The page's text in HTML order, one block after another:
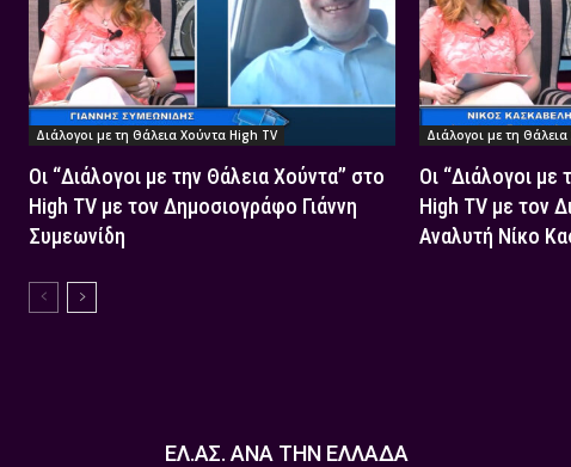
Διάλογοι με τη Θάλεια Χούντα High TV
Οι “Διάλογοι με την Θάλεια Χούντα” στο
High TV με τον Δημοσιογράφο Γιάννη
Συμεωνίδη
Διάλογοι με τη
Οι “Διάλογοι με
High TV με τον
Αναλυτή Νίκο
ΕΛ.ΑΣ. ΑΝΑ ΤΗΝ ΕΛΛΑΔΑ